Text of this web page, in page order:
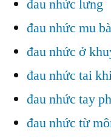
đau nhức lưng
đau nhức mu
đau nhức ở
đau nhức tai
đau nhức tay
đau nhức từ